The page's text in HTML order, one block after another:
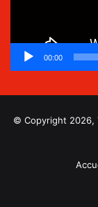
00:00
© Copyright